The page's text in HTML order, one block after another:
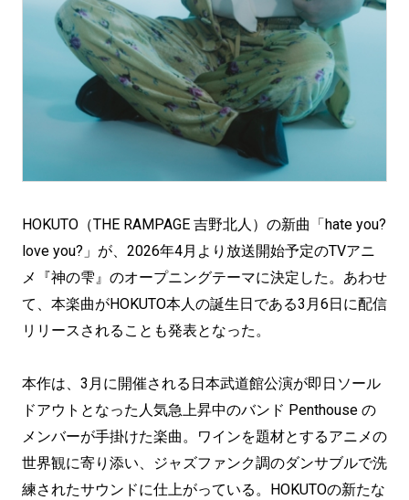
HOKUTO（THE RAMPAGE 吉野北人）の新曲「hate you?
love you?」が、2026年4月より放送開始予定のTVアニ
メ『神の雫』のオープニングテーマに決定した。あわせ
て、本楽曲がHOKUTO本人の誕生日である3月6日に配信
リリースされることも発表となった。
本作は、3月に開催される日本武道館公演が即日ソール
ドアウトとなった人気急上昇中のバンド Penthouse の
メンバーが手掛けた楽曲。ワインを題材とするアニメの
世界観に寄り添い、ジャズファンク調のダンサブルで洗
練されたサウンドに仕上がっている。HOKUTOの新たな